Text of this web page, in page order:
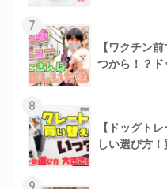
7
【ワクチン
つから！？ド
8
【ドッグト
しい選び方